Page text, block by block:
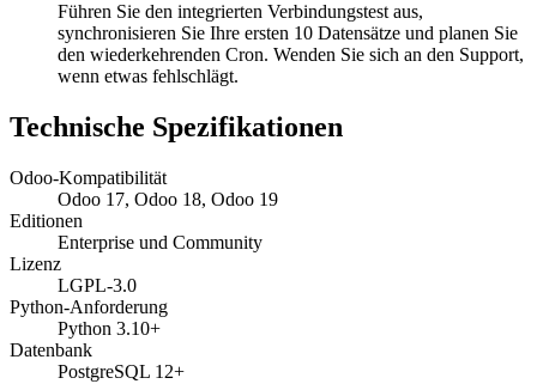
Führen Sie den integrierten Verbindungstest aus,
synchronisieren Sie Ihre ersten 10 Datensätze und planen Sie
den wiederkehrenden Cron. Wenden Sie sich an den Support,
wenn etwas fehlschlägt.
Technische Spezifikationen
Odoo-Kompatibilität
Odoo 17, Odoo 18, Odoo 19
Editionen
Enterprise und Community
Lizenz
LGPL-3.0
Python-Anforderung
Python 3.10+
Datenbank
PostgreSQL 12+